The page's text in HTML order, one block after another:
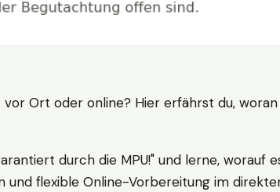
Ort oder online? Hier erfährst du,
durch die MPU!" und lerne, worauf
und flexible Online-Vorbereitung im